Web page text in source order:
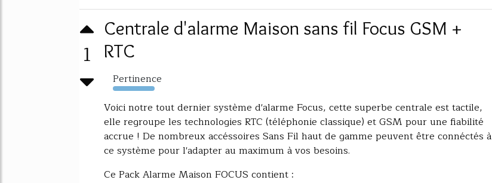
1
Centrale d'alarme Maison sans fil Focus GSM +
RTC
Pertinence
3905%
Voici notre tout dernier système d'alarme Focus, cette superbe centrale est tactile,
elle regroupe les technologies RTC (téléphonie classique) et GSM pour une fiabilité
accrue ! De nombreux accéssoires Sans Fil haut de gamme peuvent être connéctés à
ce système pour l'adapter au maximum à vos besoins.
Ce Pack Alarme Maison FOCUS contient :